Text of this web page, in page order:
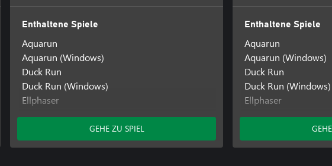
Enthaltene Spiele
Aquarun
Aquarun (Windows)
Duck Run
Duck Run (Windows)
Ellphaser
Ellphaser (Windows)
Ellphaser (Xbox One)
Steampunch
GEHE ZU SPIEL
Enthaltene Spiele
Aquarun
Aquarun (Windows)
Duck Run
Duck Run (Windows)
Ellphaser
Ellphaser (Windows)
Ellphaser (Xbox One)
Penguin Flight